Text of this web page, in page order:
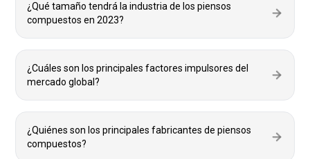
¿Qué tamaño tendrá la industria de los piensos
compuestos en 2023?
¿Cuáles son los principales factores impulsores del
mercado global?
¿Quiénes son los principales fabricantes de piensos
compuestos?